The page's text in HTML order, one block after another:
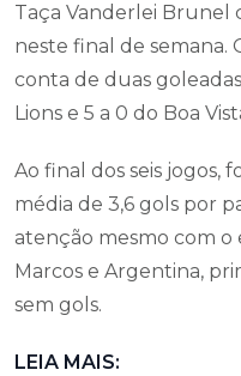
Taça Vanderlei Brunel
neste final de semana.
conta de duas
Lions e 5 a 0 do Boa
Ao final dos seis jogos,
média de 3,6 gols por
atenção mesmo com o
Marcos e Argentina,
sem gols.
LEIA MAIS: